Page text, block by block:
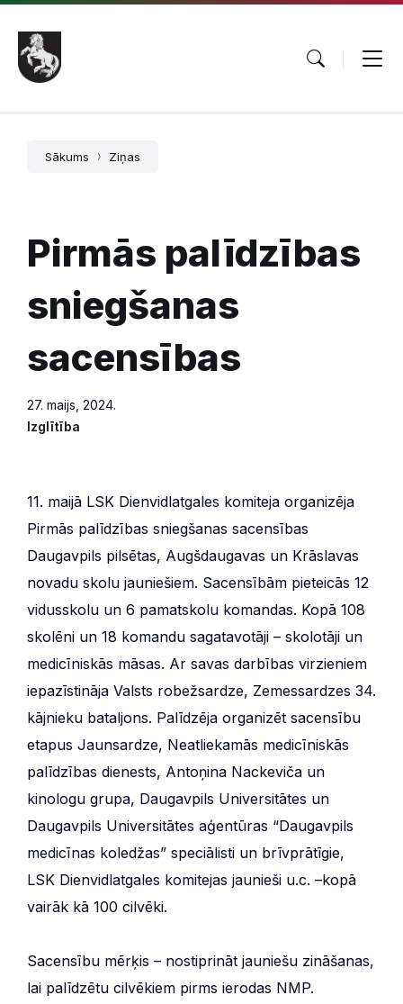
Pāriet
saturu
Skip
main
navigation
Skip
footer
Sākums Ziņas
Pirmās palīdzības
sniegšanas
sacensības
27. maijs, 2024.
Izglītība
11. maijā LSK Dienvidlatgales komiteja organizēja
Pirmās palīdzības sniegšanas sacensības
Daugavpils pilsētas, Augšdaugavas un Krāslavas
novadu skolu jauniešiem. Sacensībām pieteicās 12
vidusskolu un 6 pamatskolu komandas. Kopā 108
skolēni un 18 komandu sagatavotāji – skolotāji un
medicīniskās māsas. Ar savas darbības virzieniem
iepazīstināja Valsts robežsardze, Zemessardzes 34.
kājnieku bataljons. Palīdzēja organizēt sacensību
etapus Jaunsardze, Neatliekamās medicīniskās
palīdzības dienests, Antoņina Nackeviča un
kinologu grupa, Daugavpils Universitātes un
Daugavpils Universitātes aģentūras “Daugavpils
medicīnas koledžas” speciālisti un brīvprātīgie,
LSK Dienvidlatgales komitejas jaunieši u.c. –kopā
vairāk kā 100 cilvēki.
Sacensību mērķis – nostiprināt jauniešu zināšanas,
lai palīdzētu cilvēkiem pirms ierodas NMP.